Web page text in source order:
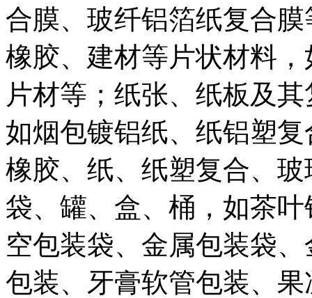
合膜、玻纤铝箔纸复合
橡胶、建材等片状材料，
片材等；纸张、纸板及
如烟包镀铝纸、纸铝塑
橡胶、纸、纸塑复合、
袋、罐、盒、桶，如茶
空包装袋、金属包装袋
包装、牙膏软管包装、